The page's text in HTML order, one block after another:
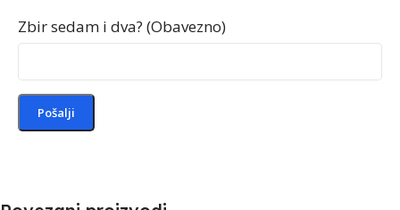
Zbir sedam i dva? (Obavezno)